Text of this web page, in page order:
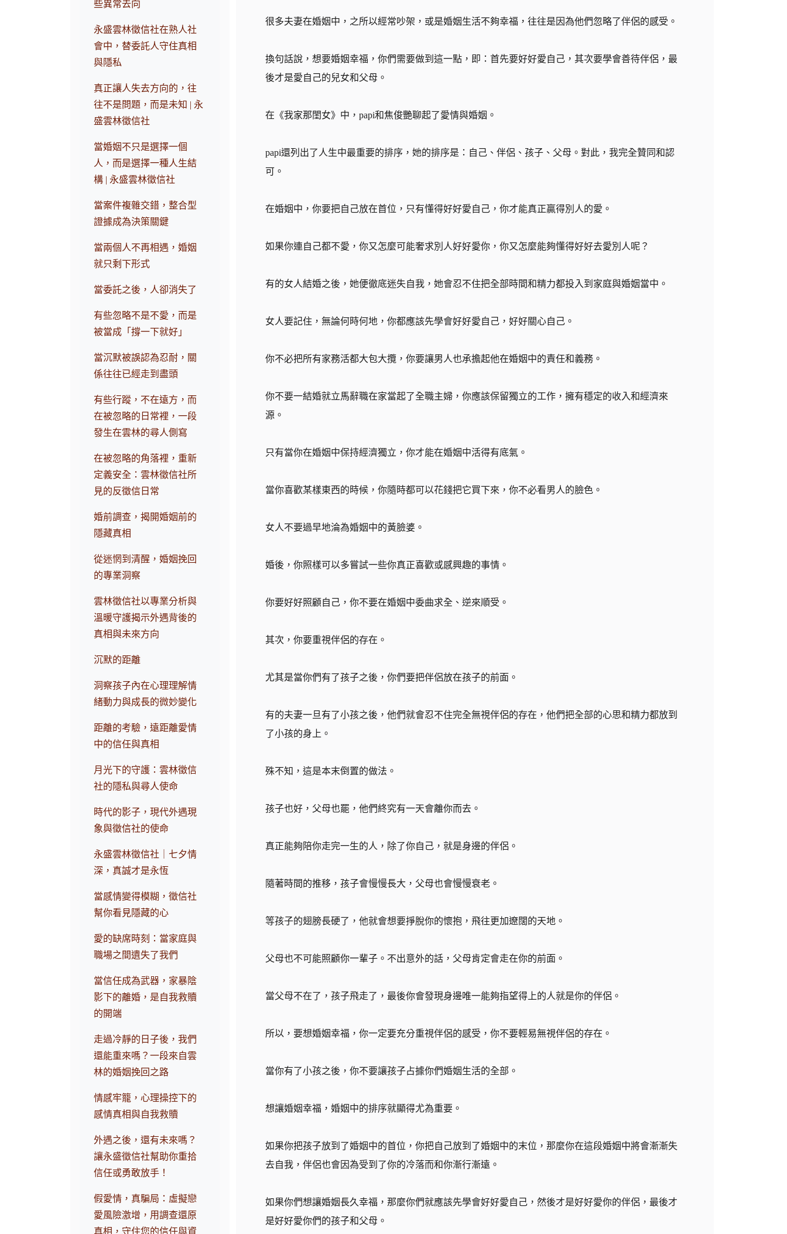
些異常去向
永盛雲林徵信社在熟人社
會中，替委託人守住真相
與隱私
真正讓人失去方向的，往
往不是問題，而是未知 | 永
盛雲林徵信社
當婚姻不只是選擇一個
人，而是選擇一種人生結
構 | 永盛雲林徵信社
當案件複雜交錯，整合型
證據成為決策關鍵
當兩個人不再相遇，婚姻
就只剩下形式
當委託之後，人卻消失了
有些忽略不是不愛，而是
被當成「撐一下就好」
當沉默被誤認為忍耐，關
係往往已經走到盡頭
有些行蹤，不在遠方，而
在被忽略的日常裡，一段
發生在雲林的尋人側寫
在被忽略的角落裡，重新
定義安全：雲林徵信社所
見的反徵信日常
婚前調查，揭開婚姻前的
隱藏真相
從迷惘到清醒，婚姻挽回
的專業洞察
雲林徵信社以專業分析與
溫暖守護揭示外遇背後的
真相與未來方向
沉默的距離
洞察孩子內在心理理解情
緒動力與成長的微妙變化
距離的考驗，遠距離愛情
中的信任與真相
月光下的守護：雲林徵信
社的隱私與尋人使命
時代的影子，現代外遇現
象與徵信社的使命
永盛雲林徵信社｜七夕情
深，真誠才是永恆
當感情變得模糊，徵信社
幫你看見隱藏的心
愛的缺席時刻：當家庭與
職場之間遺失了我們
當信任成為武器，家暴陰
影下的離婚，是自我救贖
的開端
走過冷靜的日子後，我們
還能重來嗎？一段來自雲
林的婚姻挽回之路
情感牢籠，心理操控下的
感情真相與自我救贖
外遇之後，還有未來嗎？
讓永盛徵信社幫助你重拾
信任或勇敢放手！
假愛情，真騙局：虛擬戀
愛風險激增，用調查還原
真相，守住您的信任與資
很多夫妻在婚姻中，之所以經常吵架，或是婚姻生活不夠幸福，往往是因為他們忽略了伴侶的感受。
換句話說，想要婚姻幸福，你們需要做到這一點，即：首先要好好愛自己，其次要學會善待伴侶，最
後才是愛自己的兒女和父母。
在《我家那閨女》中，papi和焦俊艷聊起了愛情與婚姻。
papi還列出了人生中最重要的排序，她的排序是：自己、伴侶、孩子、父母。對此，我完全贊同和認
可。
在婚姻中，你要把自己放在首位，只有懂得好好愛自己，你才能真正贏得別人的愛。
如果你連自己都不愛，你又怎麼可能奢求別人好好愛你，你又怎麼能夠懂得好好去愛別人呢？
有的女人結婚之後，她便徹底迷失自我，她會忍不住把全部時間和精力都投入到家庭與婚姻當中。
女人要記住，無論何時何地，你都應該先學會好好愛自己，好好關心自己。
你不必把所有家務活都大包大攬，你要讓男人也承擔起他在婚姻中的責任和義務。
你不要一結婚就立馬辭職在家當起了全職主婦，你應該保留獨立的工作，擁有穩定的收入和經濟來
源。
只有當你在婚姻中保持經濟獨立，你才能在婚姻中活得有底氣。
當你喜歡某樣東西的時候，你隨時都可以花錢把它買下來，你不必看男人的臉色。
女人不要過早地淪為婚姻中的黃臉婆。
婚後，你照樣可以多嘗試一些你真正喜歡或感興趣的事情。
你要好好照顧自己，你不要在婚姻中委曲求全、逆來順受。
其次，你要重視伴侶的存在。
尤其是當你們有了孩子之後，你們要把伴侶放在孩子的前面。
有的夫妻一旦有了小孩之後，他們就會忍不住完全無視伴侶的存在，他們把全部的心思和精力都放到
了小孩的身上。
殊不知，這是本末倒置的做法。
孩子也好，父母也罷，他們終究有一天會離你而去。
真正能夠陪你走完一生的人，除了你自己，就是身邊的伴侶。
隨著時間的推移，孩子會慢慢長大，父母也會慢慢衰老。
等孩子的翅膀長硬了，他就會想要掙脫你的懷抱，飛往更加遼闊的天地。
父母也不可能照顧你一輩子。不出意外的話，父母肯定會走在你的前面。
當父母不在了，孩子飛走了，最後你會發現身邊唯一能夠指望得上的人就是你的伴侶。
所以，要想婚姻幸福，你一定要充分重視伴侶的感受，你不要輕易無視伴侶的存在。
當你有了小孩之後，你不要讓孩子占據你們婚姻生活的全部。
想讓婚姻幸福，婚姻中的排序就顯得尤為重要。
如果你把孩子放到了婚姻中的首位，你把自己放到了婚姻中的末位，那麼你在這段婚姻中將會漸漸失
去自我，伴侶也會因為受到了你的冷落而和你漸行漸遠。
如果你們想讓婚姻長久幸福，那麼你們就應該先學會好好愛自己，然後才是好好愛你的伴侶，最後才
是好好愛你們的孩子和父母。